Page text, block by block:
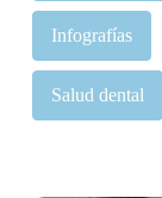
Infografías
Salud dental